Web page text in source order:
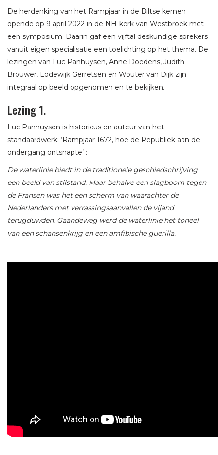
De herdenking van het Rampjaar in de Biltse kernen
opende op 9 april 2022 in de NH-kerk van Westbroek met
een symposium. Daarin gaf een vijftal deskundige sprekers
vanuit eigen specialisatie een toelichting op het thema. De
lezingen van Luc Panhuysen, Anne Doedens, Judith
Brouwer, Lodewijk Gerretsen en Wouter van Dijk zijn
integraal op beeld opgenomen en te bekijken.
Lezing 1.
Luc Panhuysen is historicus en auteur van het
standaardwerk: ‘Rampjaar 1672, hoe de Republiek aan de
ondergang ontsnapte’ :
De waterlinie biedt in de traditionele geschiedschrijving
een beeld van stilstand. Maar behalve een slagboom tegen
de Fransen was het een scherm van waarachter de
Nederlanders met verrassingsaanvallen de vijand
terugduwden. Gaandeweg werd de waterlinie het toneel
van een schansenkrijg en een amfibische guerilla.